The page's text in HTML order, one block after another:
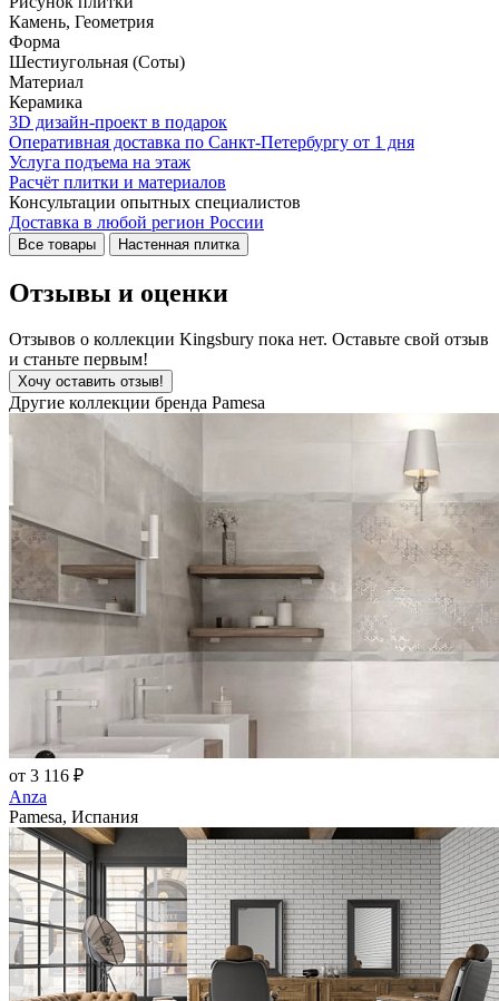
Камень, Геометрия
Форма
Шестиугольная (Соты)
Материал
Керамика
3D дизайн-проект в подарок
Оперативная доставка по Санкт-Петербургу от 1 дня
Услуга подъема на этаж
Расчёт плитки и материалов
Консультации опытных специалистов
Доставка в любой регион России
Все товары Настенная плитка
Отзывы и оценки
Отзывов о коллекции Kingsbury пока нет. Оставьте свой отзыв
и станьте первым!
Хочу оставить отзыв!
Другие коллекции бренда Pamesa
от 3 116 ₽
Anza
Pamesa, Испания